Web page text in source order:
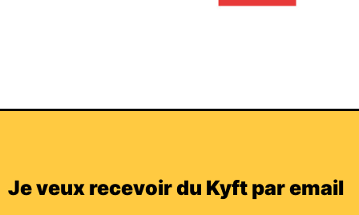
Je veux recevoir du Kyft par email